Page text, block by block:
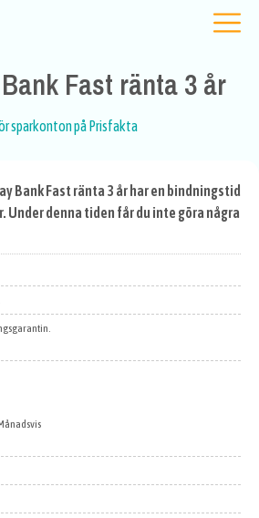
Fast ränta 3 år
sparkonton på Prisfakta
Bank Fast ränta 3 år har en bindningstid
Under denna tiden får du inte göra några